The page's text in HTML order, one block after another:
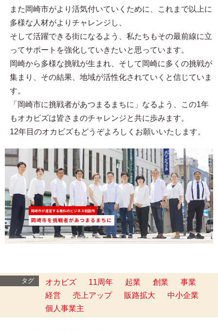
また岡崎市がより活気付いていくために、これまで以上に
多様な人材がよりチャレンジし、
そして活躍できる街になるよう、私たちもその最前線に立
ってサポートを強化していきたいと思っています。
岡崎から多様な挑戦が生まれ、そして岡崎に多くの挑戦が
集まり、その結果、地域が活性化されていくと信じていま
す。
「岡崎市に挑戦者があつまるまちに」なるよう、この1年
もオカビズは皆さまのチャレンジと共に歩みます。
12年目のオカビズもどうぞよろしくお願いいたします。
タグ オカビズ 11周年 起業 創業
事業
経営
売上アップ 販路拡大
中小企業
個人事業主